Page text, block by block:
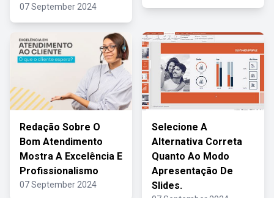
07 September 2024
Redação Sobre O
Bom Atendimento
Mostra A Excelência E
Profissionalismo
07 September 2024
Selecione A
Alternativa Correta
Quanto Ao Modo
Apresentação De
Slides.